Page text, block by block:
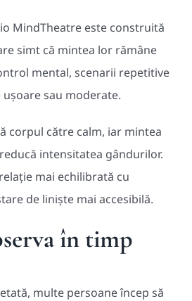
MindTheatre este construită
simt că mintea lor rămâne
mental, scenarii repetitive
sau moderate.
corpul către calm, iar mintea
intensitatea gândurilor.
mai echilibrată cu
de liniște mai accesibilă.
în timp
multe persoane încep să